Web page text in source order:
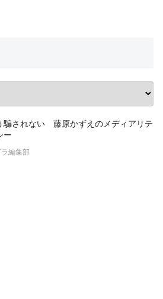
騙されない 藤原かずえのメディアリテ
ー
編集部